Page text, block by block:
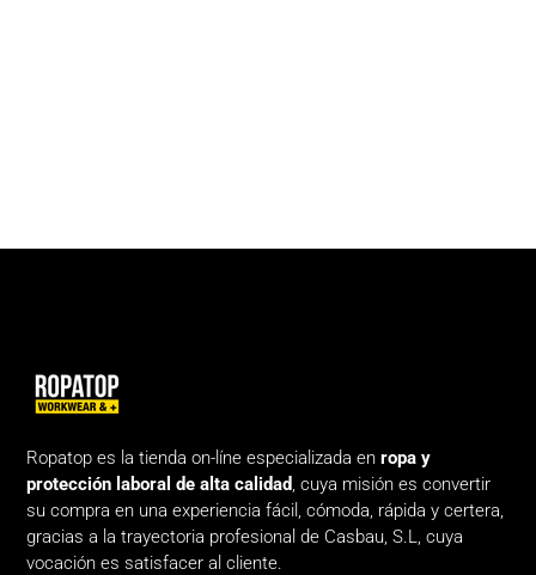
Ropatop es la tienda on-líne especializada enropa y
protección laboral de alta calidad, cuya misión es convertir
su compra en una experiencia fácil, cómoda, rápida y certera,
gracias a la trayectoria profesional de Casbau, S.L, cuya
vocación es satisfacer al cliente.